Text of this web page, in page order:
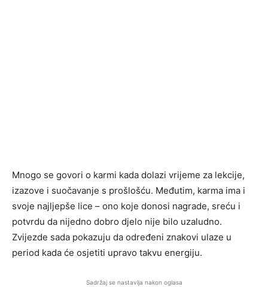
Mnogo se govori o karmi kada dolazi vrijeme za lekcije,
izazove i suočavanje s prošlošću. Međutim, karma ima i
svoje najljepše lice – ono koje donosi nagrade, sreću i
potvrdu da nijedno dobro djelo nije bilo uzaludno.
Zvijezde sada pokazuju da određeni znakovi ulaze u
period kada će osjetiti upravo takvu energiju.
Sadržaj se nastavlja nakon oglasa